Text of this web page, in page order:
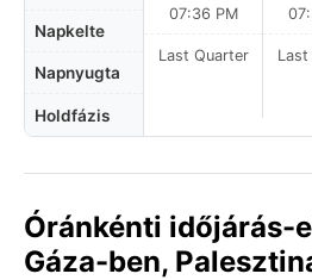
Napkelte
Napnyugta
Holdfázis
07:36 PM
Last Quarter Last
Óránkénti időjárás-
Gáza-ben,